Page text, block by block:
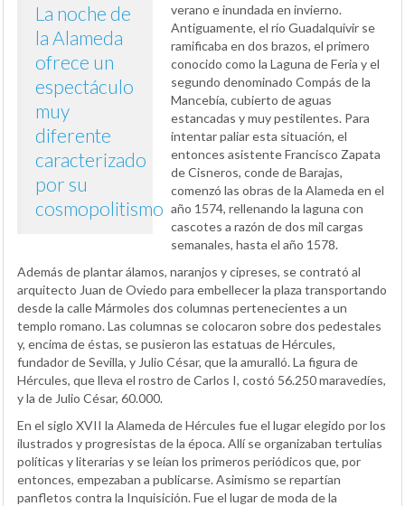
La noche de
la Alameda
ofrece un
espectáculo
muy
diferente
caracterizado
por su
cosmopolitismo
verano e inundada en invierno.
Antiguamente, el río Guadalquivir se
ramificaba en dos brazos, el primero
conocido como la Laguna de Feria y el
segundo denominado Compás de la
Mancebía, cubierto de aguas
estancadas y muy pestilentes. Para
intentar paliar esta situación, el
entonces asistente Francisco Zapata
de Cisneros, conde de Barajas,
comenzó las obras de la Alameda en el
año 1574, rellenando la laguna con
cascotes a razón de dos mil cargas
semanales, hasta el año 1578.
Además de plantar álamos, naranjos y cipreses, se contrató al
arquitecto Juan de Oviedo para embellecer la plaza transportando
desde la calle Mármoles dos columnas pertenecientes a un
templo romano. Las columnas se colocaron sobre dos pedestales
y, encima de éstas, se pusieron las estatuas de Hércules,
fundador de Sevilla, y Julio César, que la amuralló. La figura de
Hércules, que lleva el rostro de Carlos I, costó 56.250 maravedíes,
y la de Julio César, 60.000.
En el siglo XVII la Alameda de Hércules fue el lugar elegido por los
ilustrados y progresistas de la época. Allí se organizaban tertulias
políticas y literarias y se leían los primeros periódicos que, por
entonces, empezaban a publicarse. Asimismo se repartían
panfletos contra la Inquisición. Fue el lugar de moda de la